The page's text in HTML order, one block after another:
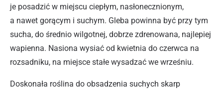
je posadzić w miejscu ciepłym, nasłonecznionym,
a nawet gorącym i suchym. Gleba powinna być przy tym
sucha, do średnio wilgotnej, dobrze zdrenowana, najlepiej
wapienna. Nasiona wysiać od kwietnia do czerwca na
rozsadniku, na miejsce stałe wysadzać we wrześniu.
Doskonała roślina do obsadzenia suchych skarp